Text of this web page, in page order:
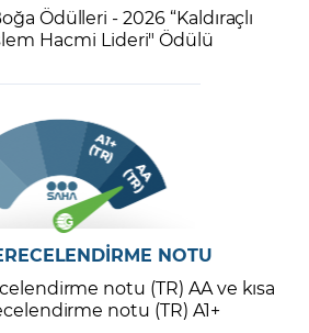
Ödülleri - 2026 “Kaldıraçlı
Hacmi Lideri" Ödülü
NOTU
notu (TR) AA ve kısa
notu (TR) A1+